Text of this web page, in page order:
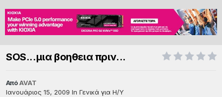
SOS...μια βοηθεια πριν...
ΑπόAVAT
Ιανουάριος 15, 2009 In Γενικά για Η/Υ